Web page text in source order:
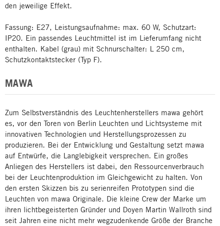
den jeweilige Effekt.
Fassung: E27, Leistungsaufnahme: max. 60 W, Schutzart:
IP20. Ein passendes Leuchtmittel ist im Lieferumfang nicht
enthalten. Kabel (grau) mit Schnurschalter: L 250 cm,
Schutzkontaktstecker (Typ F).
MAWA
Zum Selbstverständnis des Leuchtenherstellers mawa gehört
es, vor den Toren von Berlin Leuchten und Lichtsysteme mit
innovativen Technologien und Herstellungsprozessen zu
produzieren. Bei der Entwicklung und Gestaltung setzt mawa
auf Entwürfe, die Langlebigkeit versprechen. Ein großes
Anliegen des Herstellers ist dabei, den Ressourcenverbrauch
bei der Leuchtenproduktion im Gleichgewicht zu halten. Von
den ersten Skizzen bis zu serienreifen Prototypen sind die
Leuchten von mawa Originale. Die kleine Crew der Marke um
ihren lichtbegeisterten Gründer und Doyen Martin Wallroth sind
seit Jahren eine nicht mehr wegzudenkende Größe der Branche